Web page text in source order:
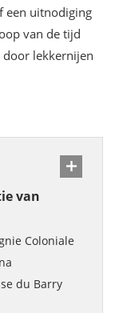
een uitnodiging
van de tijd
door lekkernijen
van
Coloniale
du Barry